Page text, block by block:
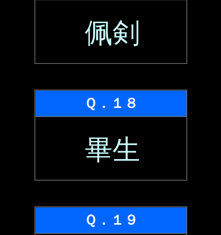
佩剣
Ｑ．１８
畢生
Ｑ．１９